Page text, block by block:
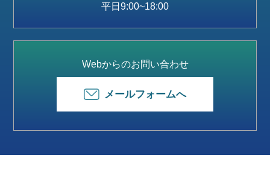
平日9:00~18:00
Webからのお問い合わせ
メールフォームへ